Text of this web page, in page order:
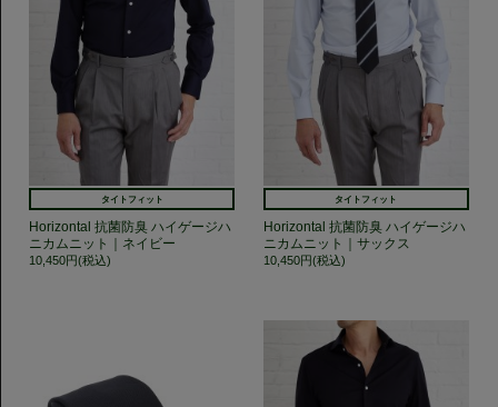
タイトフィット
Horizontal 抗菌防臭 ハイゲージハ
ニカムニット｜ネイビー
10,450円(税込)
タイトフィット
Horizontal 抗菌防臭 ハイゲージハ
ニカムニット｜サックス
10,450円(税込)